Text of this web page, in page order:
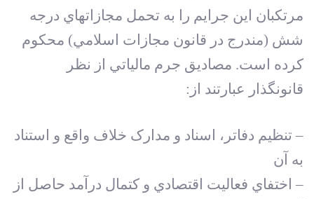
مرتکبان اين جرايم را به تحمل مجازات‏هاي درجه
شش (مندرج در قانون مجازات اسلامي) محکوم
کرده است. مصاديق جرم مالياتي از نظر
قانونگذار عبارتند از:
– تنظيم دفاتر، اسناد و مدارک خلاف واقع و استناد
به آن
– اختفاي فعاليت اقتصادي و کتمال درآمد حاصل از